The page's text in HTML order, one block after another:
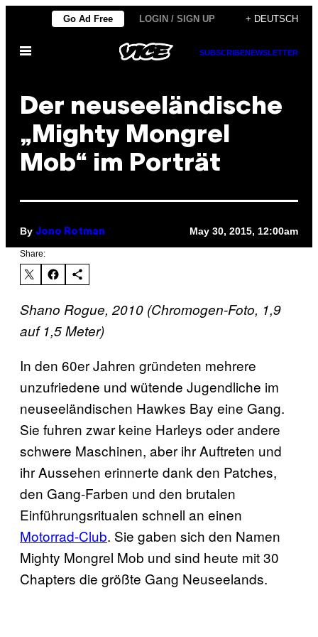
content
Go Ad Free LOGIN / SIGN UP + DEUTSCH
Open
SUBSCRIBENEWSLETTER
Der neuseeländische
„Mighty Mongrel
Mob“ im Porträt
By Jono Rotman May 30, 2015, 12:00am
Share:
Shano Rogue, 2010 (Chromogen-Foto, 1,9
auf 1,5 Meter)
In den 60er Jahren gründeten mehrere
unzufriedene und wütende Jugendliche im
neuseeländischen Hawkes Bay eine Gang.
Sie fuhren zwar keine Harleys oder andere
schwere Maschinen, aber ihr Auftreten und
ihr Aussehen erinnerte dank den Patches,
den Gang-Farben und den brutalen
Einführungsritualen schnell an einen
Motorrad-Club. Sie gaben sich den Namen
Mighty Mongrel Mob und sind heute mit 30
Chapters die größte Gang Neuseelands.